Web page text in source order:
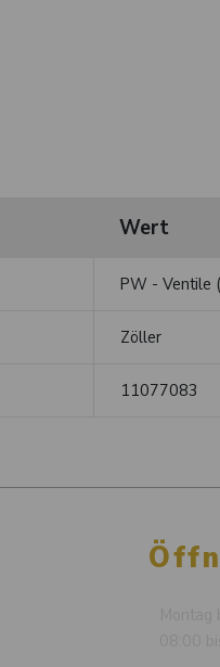
Wert
PW - Ventile
Zöller
11077083